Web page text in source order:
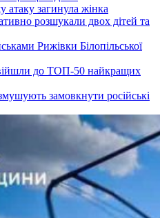
атаку загинула жінка
розшукали двох дітей та
Рижівки Білопільської
до ТОП-50 найкращих
замовкнути російські